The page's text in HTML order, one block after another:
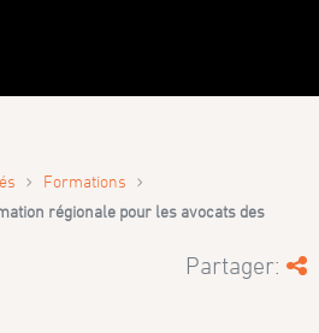
› Formations ›
régionale pour les avocats des
Partager: